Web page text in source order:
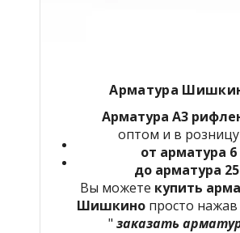
Арматура
Арматура А3
оптом и в розницу
от арматура 6
до арматура 25
Вы можете купить
Шишкино просто
" заказать